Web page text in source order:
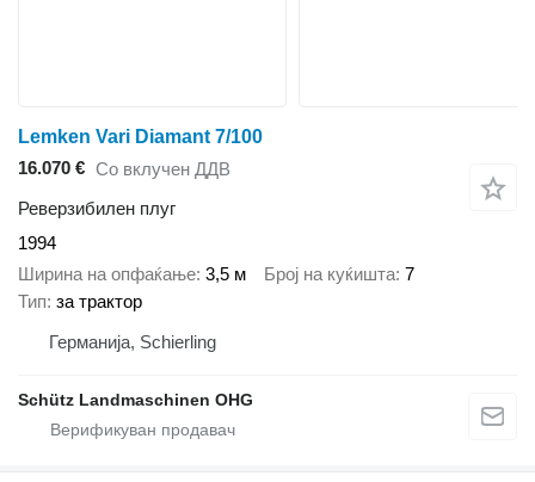
Lemken Vari Diamant 7/100
16.070 € Со вклучен ДДВ
Реверзибилен плуг
1994
Ширина на опфаќање 3,5 м Број на куќишта 7
Тип за трактор
Германија, Schierling
Schütz Landmaschinen OHG